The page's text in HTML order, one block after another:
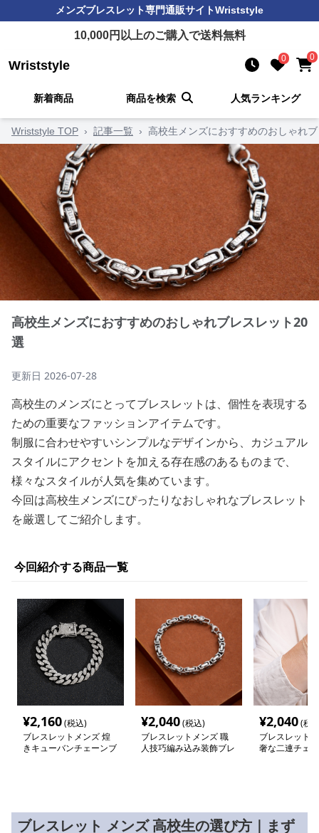
メンズブレスレット専門通販サイトWriststyle
10,000円以上のご購入で送料無料
Wriststyle 0 0
新着商品 商品を検索 人気ランキング
Wriststyle TOP › 記事一覧 › 高校生メンズにおすすめのおしゃれ
高校生メンズにおすすめのおしゃれブレスレット20
選
更新日 2026-07-28
高校生のメンズにとってブレスレットは、個性を表現する
ための重要なファッションアイテムです。
制服に合わせやすいシンプルなデザインから、カジュアル
スタイルにアクセントを加える存在感のあるものまで、
様々なスタイルが人気を集めています。
今回は高校生メンズにぴったりなおしゃれなブレスレット
を厳選してご紹介します。
今回紹介する商品一覧
¥2,160(税込)
ブレスレットメンズ 煌
きキューバンチェーンブ
¥2,040(税込)
ブレスレットメンズ 職
人技巧編み込み装飾ブレ
¥2,040(税
ブレスレット
奢な二連チェ
ブレスレット メンズ 高校生の選び方｜まず